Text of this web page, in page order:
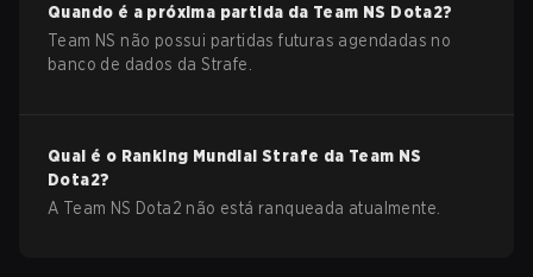
Quando é a próxima partida da Team NS Dota2?
Team NS não possui partidas futuras agendadas no
banco de dados da Strafe.
Qual é o Ranking Mundial Strafe da Team NS
Dota2?
A Team NS Dota2 não está ranqueada atualmente.